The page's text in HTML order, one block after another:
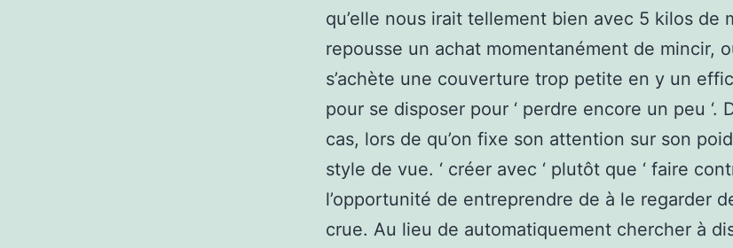
qu’elle nous irait tellement bien avec 5 kilos de
repousse un achat momentanément de mincir,
s’achète une couverture trop petite en y un
pour se disposer pour ‘ perdre encore un peu ‘.
cas, lors de qu’on fixe son attention sur son
style de vue. ‘ créer avec ‘ plutôt que ‘ faire
l’opportunité de entreprendre de à le regarder
crue. Au lieu de automatiquement chercher à